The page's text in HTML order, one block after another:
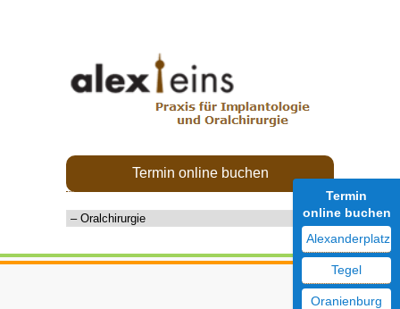
Termin online buchen
Termin
online buchen
Alexanderplatz
Tegel
Oranienburg